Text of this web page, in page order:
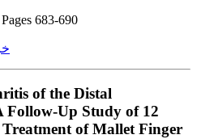
683-690
of the Distal
Follow-Up Study of 12
of Mallet Finger